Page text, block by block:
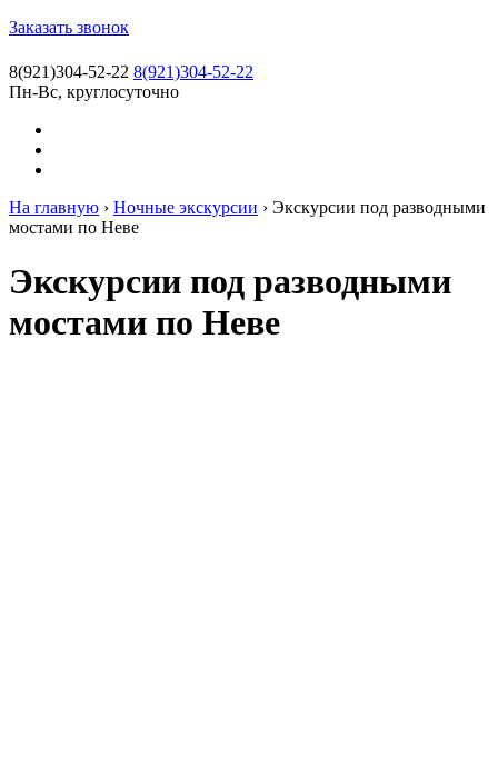
Заказать звонок
8(921)304-52-22 8(921)304-52-22
Пн-Вс, круглосуточно
На главную › Ночные экскурсии › Экскурсии под разводными
мостами по Неве
Экскурсии под разводными
мостами по Неве